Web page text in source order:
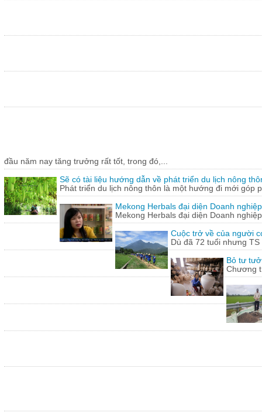
đầu năm nay tăng trưởng rất tốt, trong đó,...
Sẽ có tài liệu hướng dẫn về phát triển du lịch nông
Phát triển du lịch nông thôn là một hướng đi mới góp
Mekong Herbals đại diện Doanh
Mekong Herbals đại diện Doanh
Cuộc trở về của người
Dù đã 72 tuổi nhưng
Bỏ tư
Chương